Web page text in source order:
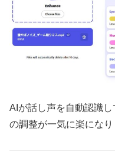
AIが話し声を自動認識
の調整が一気に楽になり